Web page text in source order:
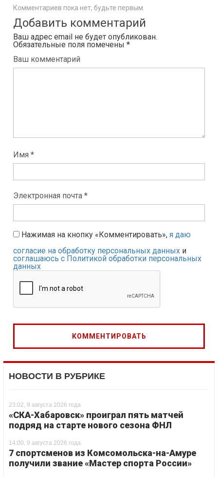
Комментариев пока нет, будьте первым.
Добавить комментарий
Ваш адрес email не будет опубликован.
Обязательные поля помечены *
Ваш комментарий
Имя *
Электронная почта *
Нажимая на кнопку «Комментировать», я даю
согласие на обработку персональных данных и
соглашаюсь с Политикой обработки персональных
данных
НОВОСТИ В РУБРИКЕ
23:02, 9 августа 2026 года
«СКА-Хабаровск» проиграл пять матчей
подряд на старте нового сезона ФНЛ
14:00, 9 августа 2026 года
7 спортсменов из Комсомольска-на-Амуре
получили звание «Мастер спорта России»